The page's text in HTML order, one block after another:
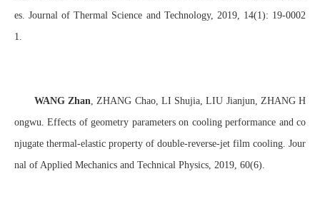
es. Journal of Thermal Science and Technology, 2019, 14(1): 19-0002
1.
WANG Zhan , ZHANG Chao, LI Shujia, LIU Jianjun, ZHANG H
ongwu. Effects of geometry parameters on cooling performance and co
njugate thermal-elastic property of double-reverse-jet film cooling. Jour
nal of Applied Mechanics and Technical Physics, 2019, 60(6).